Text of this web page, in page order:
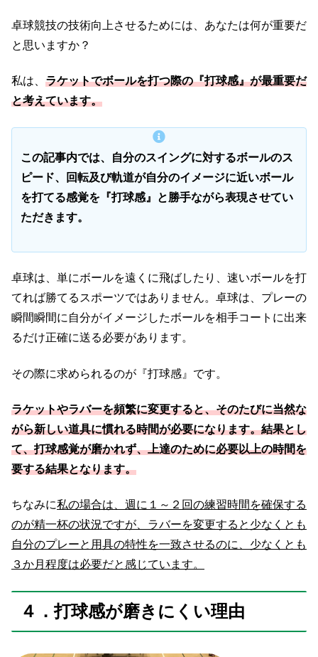
卓球競技の技術向上させるためには、あなたは何が重要だ
と思いますか？
私は、 ラケットでボールを打つ際の『打球感』が最重要だ
と考えています。
この記事内では、自分のスイングに対するボールのス
ピード、回転及び軌道が自分のイメージに近いボール
を打てる感覚を『打球感』と勝手ながら表現させてい
ただきます。
卓球は、単にボールを遠くに飛ばしたり、速いボールを打
てれば勝てるスポーツではありません。卓球は、プレーの
瞬間瞬間に自分がイメージしたボールを相手コートに出来
るだけ正確に送る必要があります。
その際に求められるのが『打球感』です。
ラケットやラバーを頻繁に変更すると、そのたびに当然な
がら新しい道具に慣れる時間が必要になります。結果とし
て、打球感覚が磨かれず、上達のために必要以上の時間を
要する結果となります。
ちなみに私の場合は、週に１～２回の練習時間を確保する
のが精一杯の状況ですが、ラバーを変更すると少なくとも
自分のプレーと用具の特性を一致させるのに、少なくとも
３か月程度は必要だと感じています。
４．打球感が磨きにくい理由